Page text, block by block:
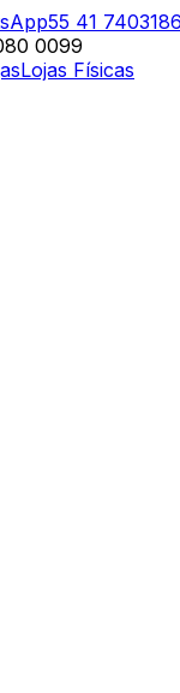
55 41
0099
Lojas Físicas